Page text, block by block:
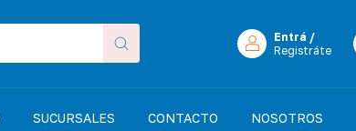
Entrá /
Registráte
SUCURSALES CONTACTO NOSOTROS